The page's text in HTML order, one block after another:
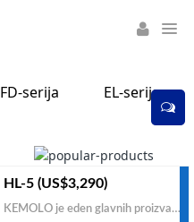
FD-serija EL-serija
HL-5 (US$3,290)
KEMOLO je eden glavnih proizvajalcev, dobaviteljev gospodinjskih zamrzovalnih sušilnikov na svetu. Če želite zgraditi svoj domači zamrzovalni sušilnik za mala podjetja po nizki tovarniški ceni, nas kontaktirajte za profesionalno rešitev za prodajo.